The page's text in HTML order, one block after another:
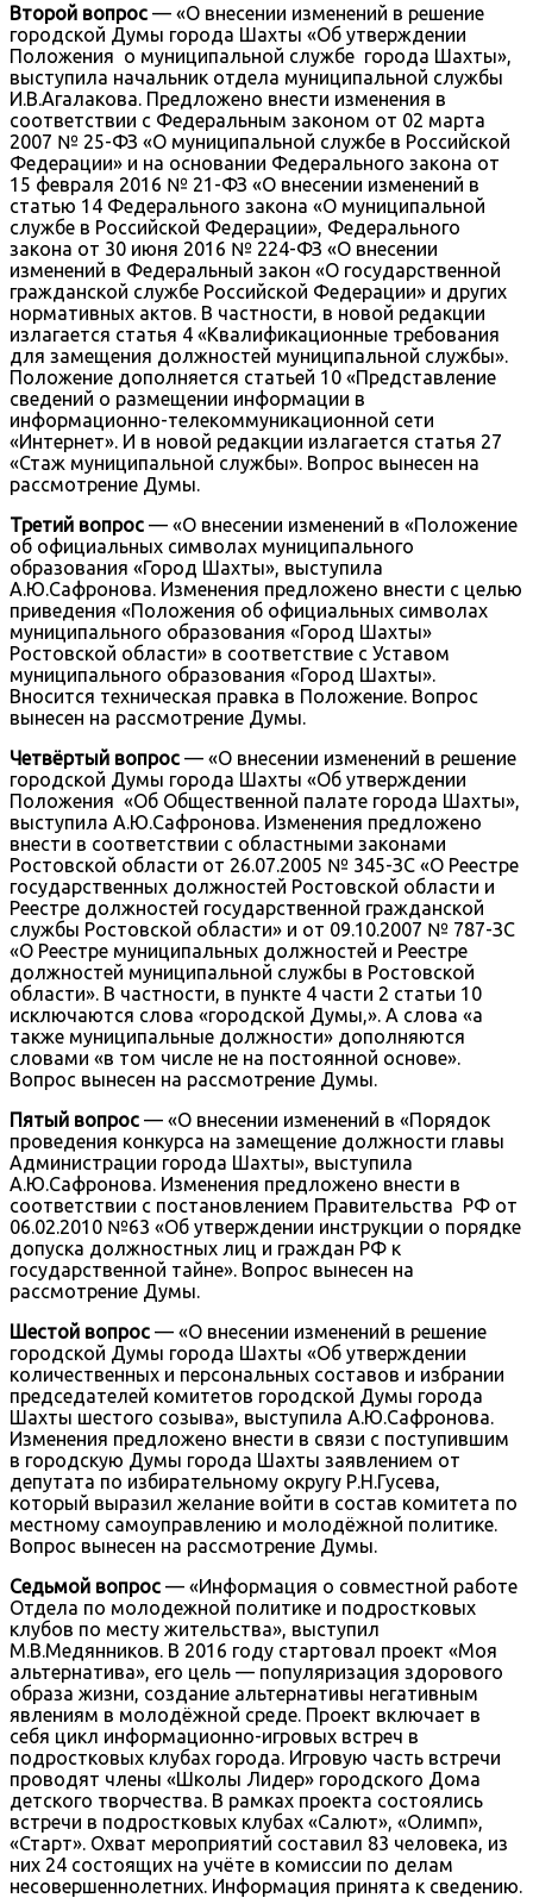
Второй вопрос — «О внесении изменений в решение
городской Думы города Шахты «Об утверждении
Положения о муниципальной службе города Шахты»,
выступила начальник отдела муниципальной службы
И.В.Агалакова. Предложено внести изменения в
соответствии с Федеральным законом от 02 марта
2007 № 25-ФЗ «О муниципальной службе в Российской
Федерации» и на основании Федерального закона от
15 февраля 2016 № 21-ФЗ «О внесении изменений в
статью 14 Федерального закона «О муниципальной
службе в Российской Федерации», Федерального
закона от 30 июня 2016 № 224-ФЗ «О внесении
изменений в Федеральный закон «О государственной
гражданской службе Российской Федерации» и других
нормативных актов. В частности, в новой редакции
излагается статья 4 «Квалификационные требования
для замещения должностей муниципальной службы».
Положение дополняется статьей 10 «Представление
сведений о размещении информации в
информационно-телекоммуникационной сети
«Интернет». И в новой редакции излагается статья 27
«Стаж муниципальной службы». Вопрос вынесен на
рассмотрение Думы.
Третий вопрос — «О внесении изменений в «Положение
об официальных символах муниципального
образования «Город Шахты», выступила
А.Ю.Сафронова. Изменения предложено внести с целью
приведения «Положения об официальных символах
муниципального образования «Город Шахты»
Ростовской области» в соответствие с Уставом
муниципального образования «Город Шахты».
Вносится техническая правка в Положение. Вопрос
вынесен на рассмотрение Думы.
Четвёртый вопрос — «О внесении изменений в решение
городской Думы города Шахты «Об утверждении
Положения «Об Общественной палате города Шахты»,
выступила А.Ю.Сафронова. Изменения предложено
внести в соответствии с областными законами
Ростовской области от 26.07.2005 № 345-ЗС «О Реестре
государственных должностей Ростовской области и
Реестре должностей государственной гражданской
службы Ростовской области» и от 09.10.2007 № 787-ЗС
«О Реестре муниципальных должностей и Реестре
должностей муниципальной службы в Ростовской
области». В частности, в пункте 4 части 2 статьи 10
исключаются слова «городской Думы,». А слова «а
также муниципальные должности» дополняются
словами «в том числе не на постоянной основе».
Вопрос вынесен на рассмотрение Думы.
Пятый вопрос — «О внесении изменений в «Порядок
проведения конкурса на замещение должности главы
Администрации города Шахты», выступила
А.Ю.Сафронова. Изменения предложено внести в
соответствии с постановлением Правительства РФ от
06.02.2010 №63 «Об утверждении инструкции о порядке
допуска должностных лиц и граждан РФ к
государственной тайне». Вопрос вынесен на
рассмотрение Думы.
Шестой вопрос — «О внесении изменений в решение
городской Думы города Шахты «Об утверждении
количественных и персональных составов и избрании
председателей комитетов городской Думы города
Шахты шестого созыва», выступила А.Ю.Сафронова.
Изменения предложено внести в связи с поступившим
в городскую Думы города Шахты заявлением от
депутата по избирательному округу Р.Н.Гусева,
который выразил желание войти в состав комитета по
местному самоуправлению и молодёжной политике.
Вопрос вынесен на рассмотрение Думы.
Седьмой вопрос — «Информация о совместной работе
Отдела по молодежной политике и подростковых
клубов по месту жительства», выступил
М.В.Медянников. В 2016 году стартовал проект «Моя
альтернатива», его цель — популяризация здорового
образа жизни, создание альтернативы негативным
явлениям в молодёжной среде. Проект включает в
себя цикл информационно-игровых встреч в
подростковых клубах города. Игровую часть встречи
проводят члены «Школы Лидер» городского Дома
детского творчества. В рамках проекта состоялись
встречи в подростковых клубах «Салют», «Олимп»,
«Старт». Охват мероприятий составил 83 человека, из
них 24 состоящих на учёте в комиссии по делам
несовершеннолетних. Информация принята к сведению.